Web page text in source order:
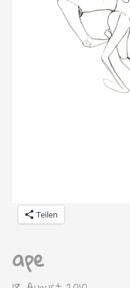
Teilen
ape